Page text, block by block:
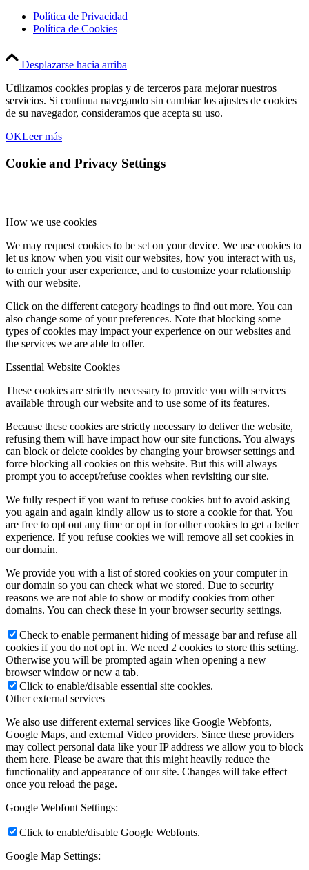
Política de Privacidad
Política de Cookies
Desplazarse hacia arriba
Utilizamos cookies propias y de terceros para mejorar nuestros
servicios. Si continua navegando sin cambiar los ajustes de cookies
de su navegador, consideramos que acepta su uso.
OKLeer más
Cookie and Privacy Settings
How we use cookies
We may request cookies to be set on your device. We use cookies to
let us know when you visit our websites, how you interact with us,
to enrich your user experience, and to customize your relationship
with our website.
Click on the different category headings to find out more. You can
also change some of your preferences. Note that blocking some
types of cookies may impact your experience on our websites and
the services we are able to offer.
Essential Website Cookies
These cookies are strictly necessary to provide you with services
available through our website and to use some of its features.
Because these cookies are strictly necessary to deliver the website,
refusing them will have impact how our site functions. You always
can block or delete cookies by changing your browser settings and
force blocking all cookies on this website. But this will always
prompt you to accept/refuse cookies when revisiting our site.
We fully respect if you want to refuse cookies but to avoid asking
you again and again kindly allow us to store a cookie for that. You
are free to opt out any time or opt in for other cookies to get a better
experience. If you refuse cookies we will remove all set cookies in
our domain.
We provide you with a list of stored cookies on your computer in
our domain so you can check what we stored. Due to security
reasons we are not able to show or modify cookies from other
domains. You can check these in your browser security settings.
Check to enable permanent hiding of message bar and refuse all
cookies if you do not opt in. We need 2 cookies to store this setting.
Otherwise you will be prompted again when opening a new
browser window or new a tab.
Click to enable/disable essential site cookies.
Other external services
We also use different external services like Google Webfonts,
Google Maps, and external Video providers. Since these providers
may collect personal data like your IP address we allow you to block
them here. Please be aware that this might heavily reduce the
functionality and appearance of our site. Changes will take effect
once you reload the page.
Google Webfont Settings:
Click to enable/disable Google Webfonts.
Google Map Settings: